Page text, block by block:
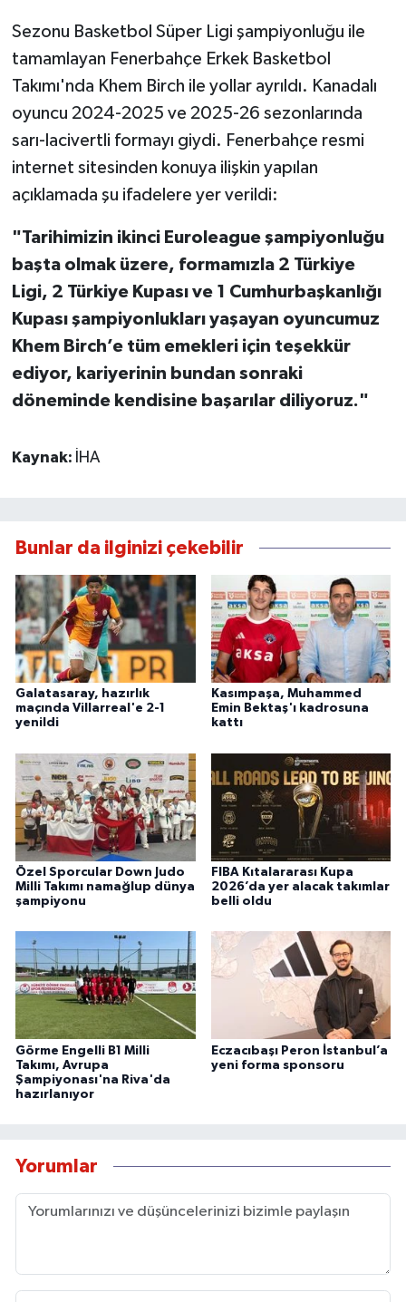
Sezonu Basketbol Süper Ligi şampiyonluğu ile
tamamlayan Fenerbahçe Erkek Basketbol
Takımı'nda Khem Birch ile yollar ayrıldı. Kanadalı
oyuncu 2024-2025 ve 2025-26 sezonlarında
sarı-lacivertli formayı giydi. Fenerbahçe resmi
internet sitesinden konuya ilişkin yapılan
açıklamada şu ifadelere yer verildi:
"Tarihimizin ikinci Euroleague şampiyonluğu
başta olmak üzere, formamızla 2 Türkiye
Ligi, 2 Türkiye Kupası ve 1 Cumhurbaşkanlığı
Kupası şampiyonlukları yaşayan oyuncumuz
Khem Birch’e tüm emekleri için teşekkür
ediyor, kariyerinin bundan sonraki
döneminde kendisine başarılar diliyoruz."
Kaynak: İHA
Bunlar da ilginizi çekebilir
Galatasaray, hazırlık
maçında Villarreal'e 2-1
yenildi
Kasımpaşa, Muhammed
Emin Bektaş'ı kadrosuna
kattı
Özel Sporcular Down Judo
Milli Takımı namağlup dünya
şampiyonu
FIBA Kıtalararası Kupa
2026’da yer alacak takımlar
belli oldu
Görme Engelli B1 Milli
Takımı, Avrupa
Şampiyonası'na Riva'da
hazırlanıyor
Eczacıbaşı Peron İstanbul’a
yeni forma sponsoru
Yorumlar